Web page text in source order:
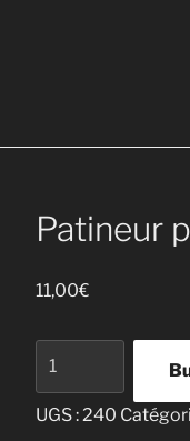
Patineur
11,00€
de
Patineur
UGS : 240